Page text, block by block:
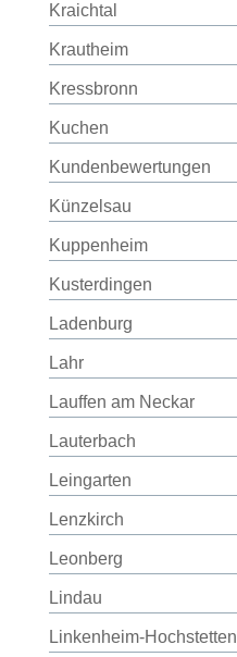
Kraichtal
Krautheim
Kressbronn
Kuchen
Kundenbewertungen
Künzelsau
Kuppenheim
Kusterdingen
Ladenburg
Lahr
Lauffen am Neckar
Lauterbach
Leingarten
Lenzkirch
Leonberg
Lindau
Linkenheim-Hochstetten